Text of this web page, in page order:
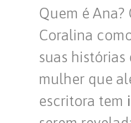
Quem é
Coralina
suas histórias
mulher que
escritora tem